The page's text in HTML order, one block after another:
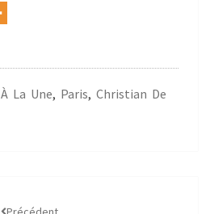
À La Une, Paris, Christian De